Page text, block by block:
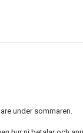
under sommaren.